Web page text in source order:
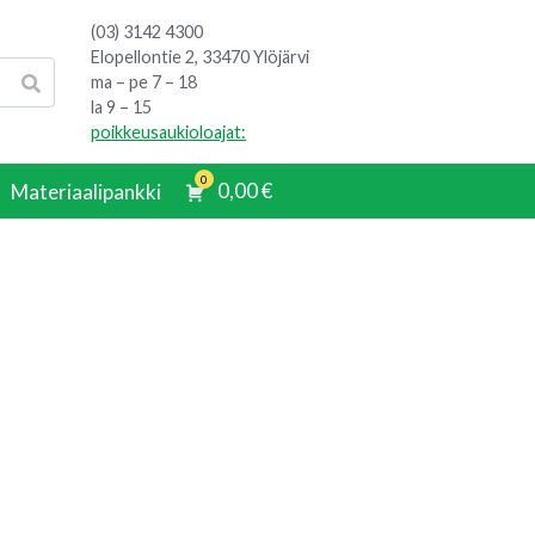
(03) 3142 4300
Elopellontie 2, 33470 Ylöjärvi
ma – pe 7 – 18
la 9 – 15
poikkeusaukioloajat:
Materiaalipankki 0 0,00€